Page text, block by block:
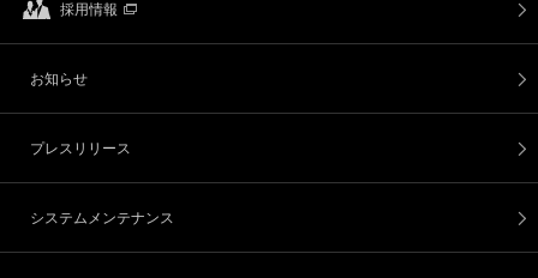
採用情報
お知らせ
プレスリリース
システムメンテナンス